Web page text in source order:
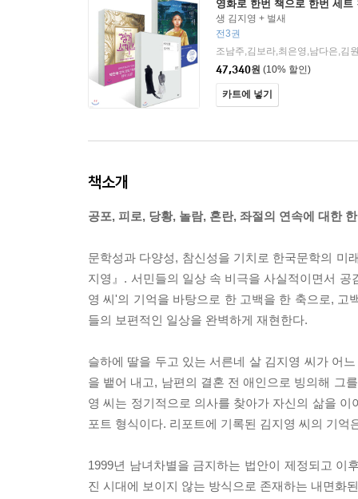
영화로 한번 책으로 한번 세트
생 김지영 + 벌새
전3권
47,340원 (10% 할인)
카트에 넣기
책소개
공포, 피로, 당황, 놀람, 혼란, 좌절의 연속에 대한
문학성과 다양성, 참신성을 기치로 한국문학의 미
지영』. 서민들의 일상 속 비극을 사실적이면서
영 씨'의 기억을 바탕으로 한 고백을 한 축으로, 고
들의 보편적인 일상을 완벽하게 재현한다.
슬하에 딸을 두고 있는 서른네 살 김지영 씨가 어
을 뱉어 내고, 남편의 결혼 전 애인으로 빙의해 그
영 씨는 정기적으로 의사를 찾아가 자신의 삶을
포트 형식이다. 리포트에 기록된 김지영 씨의 기억
1999년 남녀차별을 금지하는 법안이 제정되고 이
진 시대에 보이지 않는 방식으로 존재하는 내면화